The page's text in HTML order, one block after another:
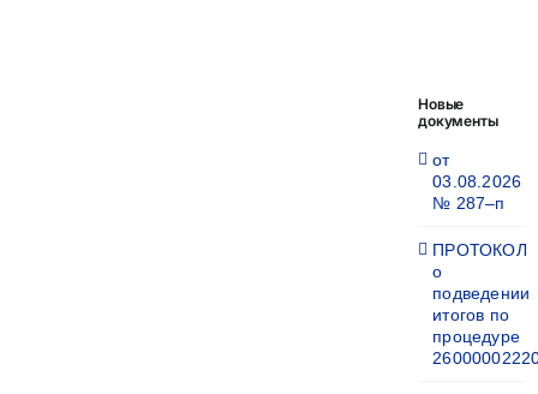
Новые
документы
от
03.08.2026
№ 287–п
ПРОТОКОЛ
о
подведении
итогов по
процедуре